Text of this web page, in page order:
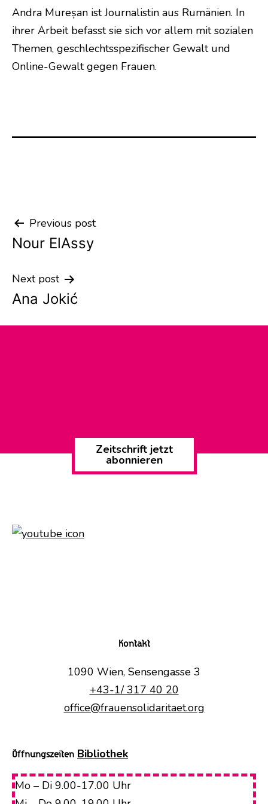
Andra Mureșan ist Journalistin aus Rumänien. In
ihrer Arbeit befasst sie sich vor allem mit sozialen
Themen, geschlechtsspezifischer Gewalt und
Online-Gewalt gegen Frauen.
Post
navigation
Previous post
Nour ElAssy
Next post
Ana Jokić
Zeitschrift jetzt
abonnieren
Kontakt
1090 Wien, Sensengasse 3
+43-1/ 317 40 20
office@frauensolidaritaet.org
Öffnungszeiten Bibliothek
Mo – Di 9.00-17.00 Uhr